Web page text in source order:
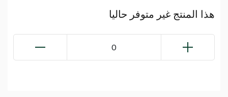
هذا المنتج غير متوفر حاليا
0